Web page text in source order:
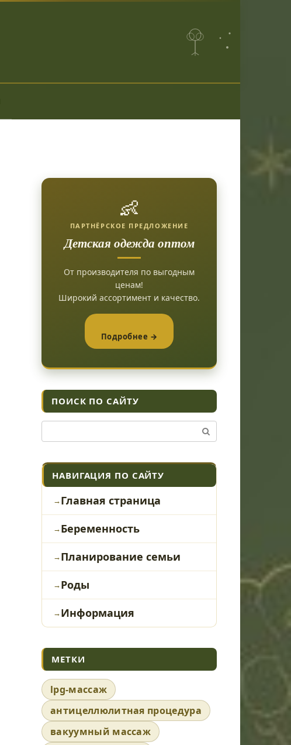
👶
ПАРТНЁРСКОЕ ПРЕДЛОЖЕНИЕ
Детская одежда оптом
От производителя по выгодным
ценам!
Широкий ассортимент и качество.
Подробнее →
ПОИСК ПО САЙТУ
НАВИГАЦИЯ ПО САЙТУ
Главная страница
Беременность
Планирование семьи
Роды
Информация
МЕТКИ
lpg-массаж
антицеллюлитная процедура
вакуумный массаж